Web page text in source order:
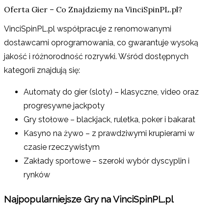
Oferta Gier – Co Znajdziemy na VinciSpinPL.pl?
VinciSpinPL.pl współpracuje z renomowanymi
dostawcami oprogramowania, co gwarantuje wysoką
jakość i różnorodność rozrywki. Wśród dostępnych
kategorii znajdują się:
Automaty do gier (sloty) – klasyczne, video oraz
progresywne jackpoty
Gry stołowe – blackjack, ruletka, poker i bakarat
Kasyno na żywo – z prawdziwymi krupierami w
czasie rzeczywistym
Zakłady sportowe – szeroki wybór dyscyplin i
rynków
Najpopularniejsze Gry na VinciSpinPL.pl